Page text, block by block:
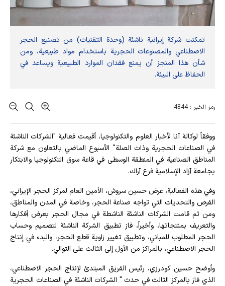
تمكنت شركة إيرانية ناشئة (وحدة التقنيات) من تصنيع الحجر
الاصطناعي والمصنوعات الحجرية باستخدام مواد طبيعية، ومن
شأن هذا المنجز أن يمنع فقدان الموارد الطبيعية ويساعد في
الحفاظ على البيئة.
رمز الخبر : 4844
ووفقاً لوكالة آنا لأخبار العلوم والتكنولوجيا، أقيمت فعالية "الشركات الناشئة
في الصناعات الحجرية وذات الصلة" الأسبوع الماضي بالتعاون مع شركة
المناطق الصناعية في المنطقة الوسطى في قاعة سوق التكنولوجيا والابتكار
بجامعة آزاد الإسلامية فرع آراك.
وفي هذه الفعالية، عرض حسين سروش، الأمين العام لمركز الحجر الإيراني،
الفرص والتحديات التي تواجه صناعة الحجر، وخاصة في المدن والمناطق،
ومن ثم قامت الشركات الناشئة الناشطة في مجال الحجر بعرض أفكارها
والتعريف بمنتجاتها، وأخيراً، فاز تطبيق الشركة الناشئة لتصميم وحساب
الحجر المطلوب للمباني، وتطبيق تغيير زاوية قطع الحجر، والبدء في إنتاج
الحجر الاصطناعي، بالمراكز من الأول إلى الثالث على التوالي.
وأوضح حسين كودرزي، رئيس الفريق المبتدئ لإنتاج الحجر الاصطناعي،
الذي فاز بالمركز الثالث في حدث " الشركات الناشئة في الصناعات الحجرية